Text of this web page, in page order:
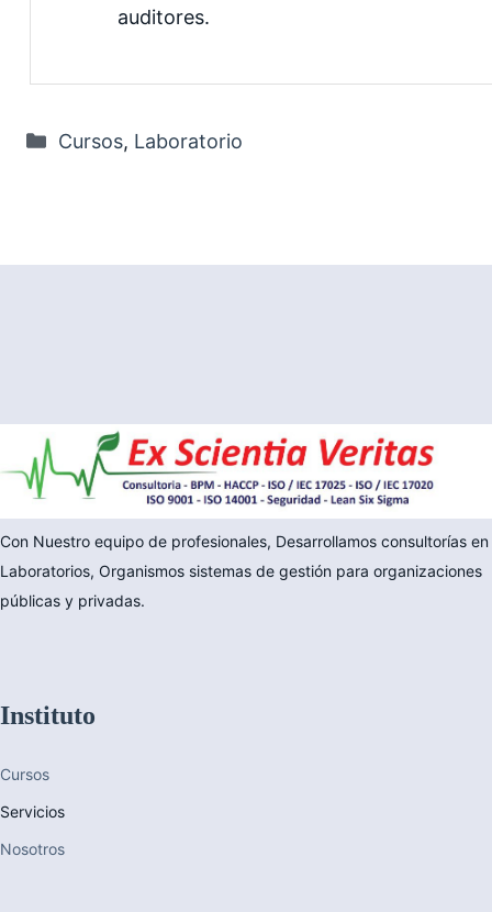
auditores.
Categorías
Cursos, Laboratorio
Con Nuestro equipo de profesionales, Desarrollamos consultorías en
Laboratorios, Organismos sistemas de gestión para organizaciones
públicas y privadas.
Instituto
Cursos
Servicios
Nosotros